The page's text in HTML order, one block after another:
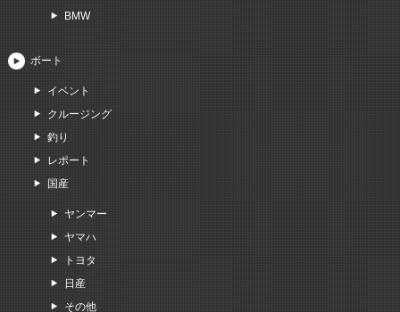
BMW
ボート
イベント
クルージング
釣り
レポート
国産
ヤンマー
ヤマハ
トヨタ
日産
その他